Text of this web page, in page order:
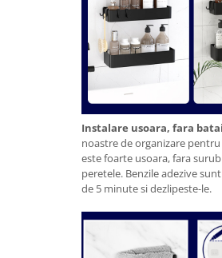
Instalare usoara, fara
noastre de organizare
este foarte usoara, fara
peretele. Benzile adezive
de 5 minute si dezlipeste-le.